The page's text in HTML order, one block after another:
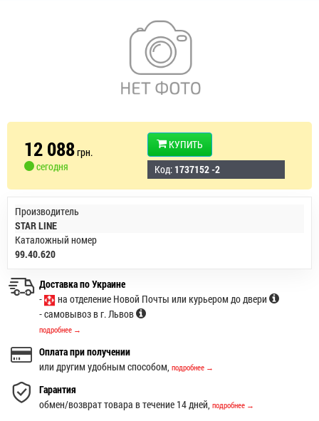
12 088грн.
сегодня
КУПИТЬ
Код: 1737152 -2
Производитель
STAR LINE
Каталожный номер
99.40.620
Доставка по Украине
-
на отделение Новой Почты или курьером до двери
- самовывоз в г. Львов
подробнее →
Оплата при получении
или другим удобным способом, подробнее →
Гарантия
обмен/возврат товара в течение 14 дней, подробнее →